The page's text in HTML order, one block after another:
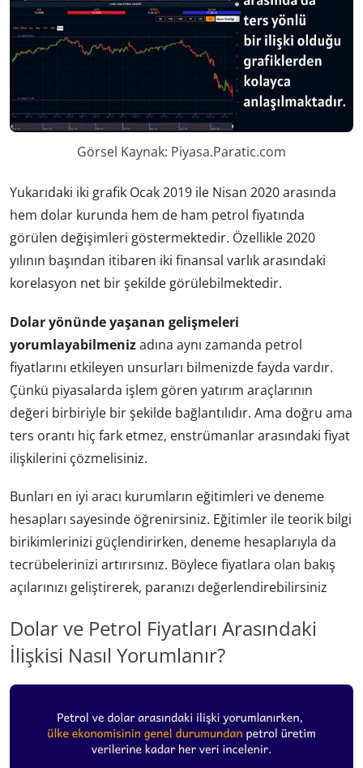
Görsel Kaynak: Piyasa.Paratic.com
Yukarıdaki iki grafik Ocak 2019 ile Nisan 2020 arasında
hem dolar kurunda hem de ham petrol fiyatında
görülen değişimleri göstermektedir. Özellikle 2020
yılının başından itibaren iki finansal varlık arasındaki
korelasyon net bir şekilde görülebilmektedir.
Dolar yönünde yaşanan gelişmeleri
yorumlayabilmenizadına aynı zamanda petrol
fiyatlarını etkileyen unsurları bilmenizde fayda vardır.
Çünkü piyasalarda işlem gören yatırım araçlarının
değeri birbiriyle bir şekilde bağlantılıdır. Ama doğru ama
ters orantı hiç fark etmez, enstrümanlar arasındaki fiyat
ilişkilerini çözmelisiniz.
Bunları en iyi aracı kurumların eğitimleri ve deneme
hesapları sayesinde öğrenirsiniz. Eğitimler ile teorik bilgi
birikimlerinizi güçlendirirken, deneme hesaplarıyla da
tecrübelerinizi artırırsınız. Böylece fiyatlara olan bakış
açılarınızı geliştirerek, paranızı değerlendirebilirsiniz
Dolar ve Petrol Fiyatları Arasındaki
İlişkisi Nasıl Yorumlanır?